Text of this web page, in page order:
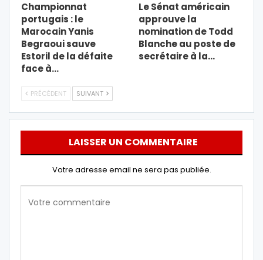
Championnat
portugais : le
Marocain Yanis
Begraoui sauve
Estoril de la défaite
face à…
Le Sénat américain
approuve la
nomination de Todd
Blanche au poste de
secrétaire à la…
PRÉCÉDENT SUIVANT
LAISSER UN COMMENTAIRE
Votre adresse email ne sera pas publiée.